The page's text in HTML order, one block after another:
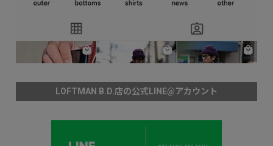
LOFTMAN B.D.店の公式LINE@アカウント